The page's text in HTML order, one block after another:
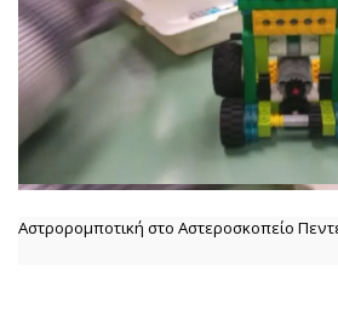
Αστρορομποτική στο Αστεροσκοπείο